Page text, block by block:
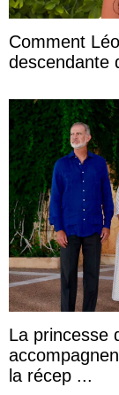
Comment
descendante
La princesse
la récep ...